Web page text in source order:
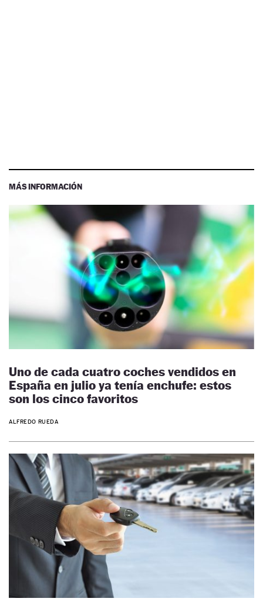
MÁS INFORMACIÓN
Uno de cada cuatro coches vendidos en
España en julio ya tenía enchufe: estos
son los cinco favoritos
ALFREDO RUEDA